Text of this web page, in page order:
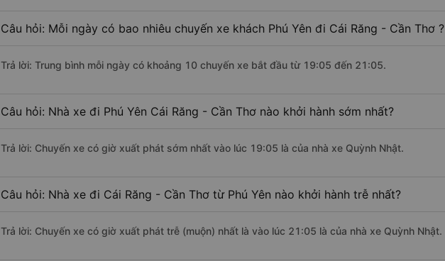
Câu hỏi: Mỗi ngày có bao nhiêu chuyến xe khách Phú Yên đi Cái Răng - Cần Thơ ?
Trả lời: Trung bình mỗi ngày có khoảng 10 chuyến xe bắt đầu từ 19:05 đến 21:05.
Câu hỏi: Nhà xe đi Phú Yên Cái Răng - Cần Thơ nào khởi hành sớm nhất?
Trả lời: Chuyến xe có giờ xuất phát sớm nhất vào lúc 19:05 là của nhà xe Quỳnh Nhật.
Câu hỏi: Nhà xe đi Cái Răng - Cần Thơ từ Phú Yên nào khởi hành trễ nhất?
Trả lời: Chuyến xe có giờ xuất phát trễ (muộn) nhất là vào lúc 21:05 là của nhà xe Quỳnh Nhật.